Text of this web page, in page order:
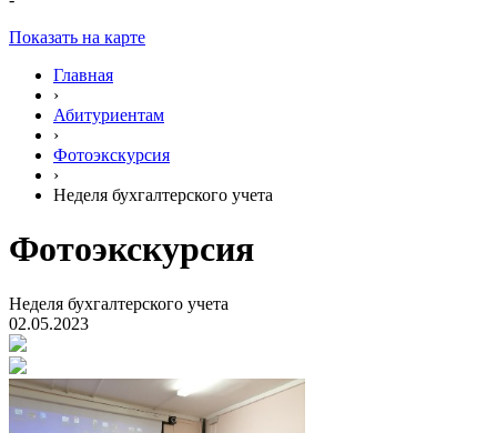
Показать на карте
Главная
›
Абитуриентам
›
Фотоэкскурсия
›
Неделя бухгалтерского учета
Фотоэкскурсия
Неделя бухгалтерского учета
02.05.2023